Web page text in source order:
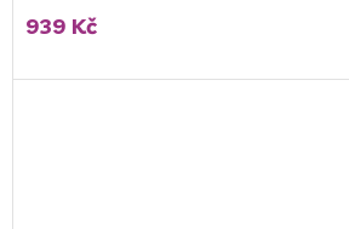
produktu
5,0
939 Kč